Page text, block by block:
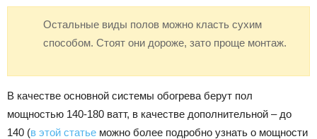
Остальные виды полов можно класть сухим
способом. Стоят они дороже, зато проще монтаж.
В качестве основной системы обогрева берут пол
мощностью 140-180 ватт, в качестве дополнительной – до
140 (в этой статье можно более подробно узнать о мощности